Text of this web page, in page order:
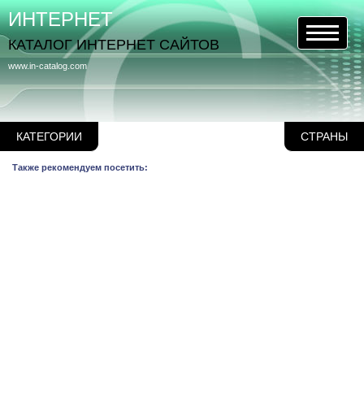
КАТЕГОРИИ СТРАНЫ
www.in-catalog.com
ИНТЕРНЕТ
КАТАЛОГ ИНТЕРНЕТ САЙТОВ
Также рекомендуем посетить: